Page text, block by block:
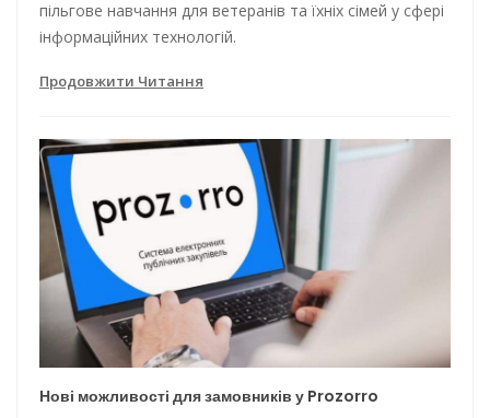
пільгове навчання для ветеранів та їхніх сімей у сфері
інформаційних технологій.
Продовжити Читання
Нові можливості для замовників у Prozorro